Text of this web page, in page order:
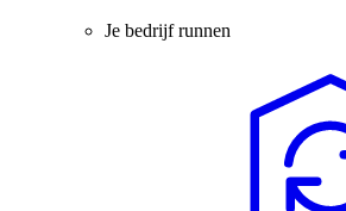
Je bedrijf runnen